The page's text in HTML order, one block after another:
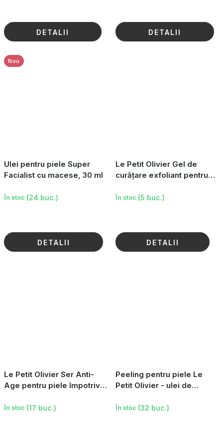
DETALII DETALII
Ulei pentru piele Super
Facialist cu macese, 30 ml
Nou
În stoc (24 buc.)
DETALII
Le Petit Olivier Gel de
curățare exfoliant pentru
verde, 150 ml
În stoc (5 buc.)
DETALII
Le Petit Olivier Ser Anti-
Age pentru piele împotriva
În stoc (17 buc.)
Peeling pentru piele Le
Petit Olivier - ulei de
În stoc (32 buc.)